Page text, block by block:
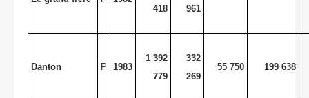
418
961
Danton P 1983
1 392
779
332
269
55 750 199 638